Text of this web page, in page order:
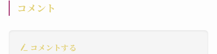
コメント
コメントする